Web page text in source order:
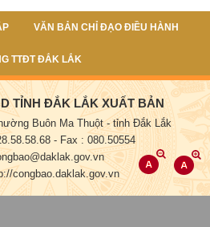
VĂN BẢN CHỈ ĐẠO ĐIỀU HÀNH
TTĐT ĐẮK LẮK
TỈNH ĐẮK LẮK XUẤT BẢN
Buôn Ma Thuột - tỉnh Đắk Lắk
- Fax : 080.50554
congbao.daklak.gov.vn